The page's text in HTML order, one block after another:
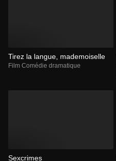
Tirez la langue, mademoiselle
Film Comédie dramatique
Sexcrimes